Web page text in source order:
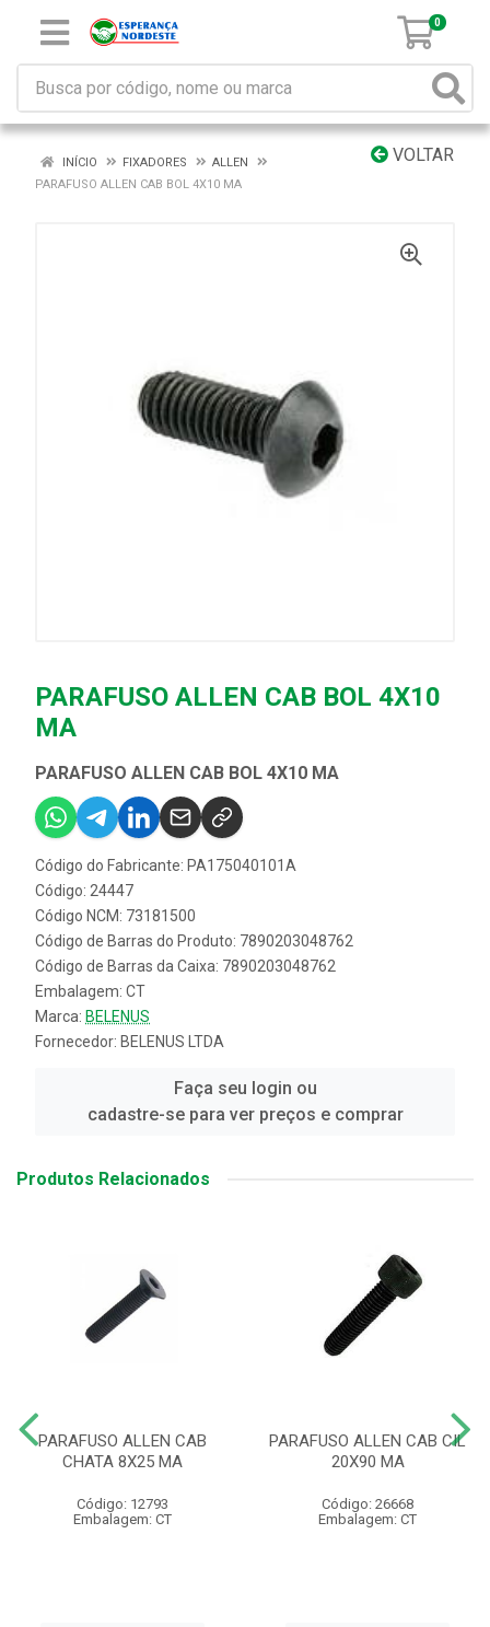
0
VOLTAR
INÍCIO FIXADORES
ALLEN
PARAFUSO ALLEN CAB BOL 4X10 MA
PARAFUSO ALLEN CAB BOL 4X10
MA
PARAFUSO ALLEN CAB BOL 4X10 MA
Código do Fabricante: PA175040101A
Código: 24447
Código NCM: 73181500
Código de Barras do Produto: 7890203048762
Código de Barras da Caixa: 7890203048762
Embalagem: CT
Marca: BELENUS
Fornecedor: BELENUS LTDA
Faça seu login ou
cadastre-se para ver preços e comprar
Produtos Relacionados
PARAFUSO ALLEN CAB
CHATA 8X25 MA
Código: 12793
Embalagem: CT
PARAFUSO ALLEN CAB CIL
20X90 MA
Código: 26668
Embalagem: CT